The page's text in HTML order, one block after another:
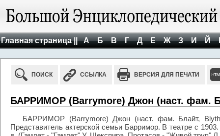
Главная страница || А Б В Г Д Е Ж З И Й
ПОИСК ССЫЛКА ВЕРСИЯ ДЛЯ ПЕЧАТИ
БАРРИМОР (Barrymore) Джон (наст. фам.
БАРРИМОР (Barrymore) Джон (наст. фам. Блайт,
Представитель актерской семьи Барримор. В театре с